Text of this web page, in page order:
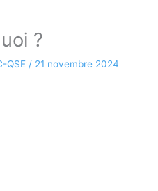
?
QSE / 21 novembre 2024